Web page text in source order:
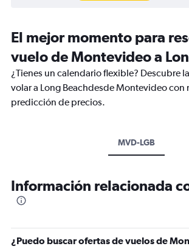
El mejor momento para
vuelo de Montevideo a
¿Tienes un calendario flexible? Descubre
volar a Long Beachdesde Montevideo con
predicción de precios.
MVD-LGB
Información relacionada
¿Puedo buscar ofertas de vuelos de